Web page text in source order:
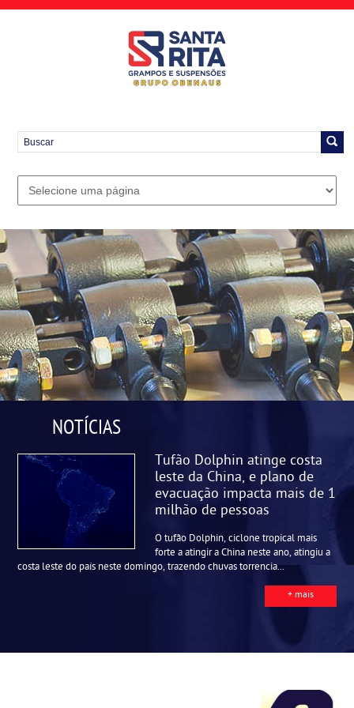
NOTÍCIAS
Tufão Dolphin atinge costa
leste da China, e plano de
evacuação impacta mais de 1
milhão de pessoas
O tufão Dolphin, ciclone tropical mais
forte a atingir a China neste ano, atingiu a
costa leste do país neste domingo, trazendo chuvas torrencia...
+ mais